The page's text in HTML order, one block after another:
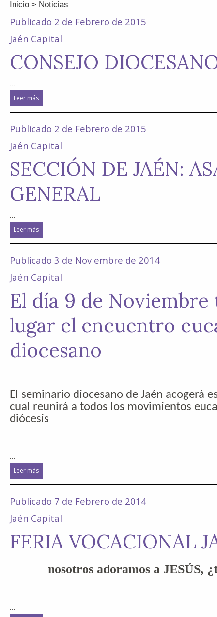
Inicio > Noticias
Publicado 2 de Febrero de 2015
Jaén Capital
CONSEJO
...
Leer más
Publicado 2 de Febrero de 2015
Jaén Capital
SECCIÓN DE JAÉN:
GENERAL
...
Leer más
Publicado 3 de Noviembre de 2014
Jaén Capital
El día 9 de Noviembre
lugar el encuentro
diocesano
El seminario diocesano de Jaén acogerá
cual reunirá a todos los movimientos
diócesis
...
Leer más
Publicado 7 de Febrero de 2014
Jaén Capital
FERIA VOCACIONAL
nosotros adoramos a JESÚS,
...